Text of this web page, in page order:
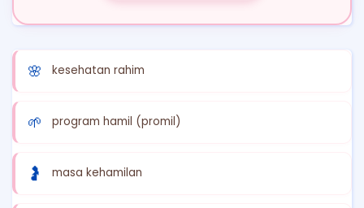
🌸 kesehatan rahim
🌱 program hamil (promil)
🤰 masa kehamilan